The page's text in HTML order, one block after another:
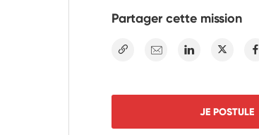
Partager cette mission
E-mail Linkedin Twitter
JE POSTULE